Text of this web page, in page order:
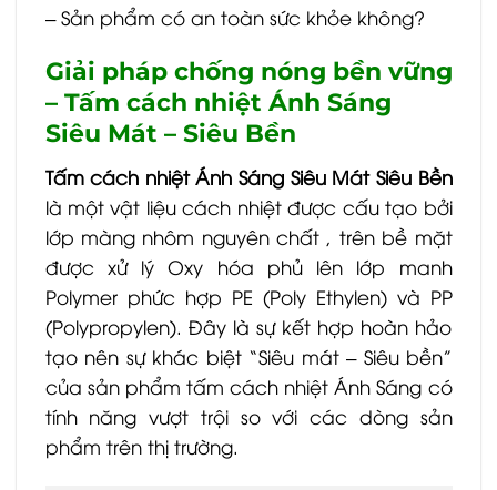
– Sản phẩm có an toàn sức khỏe không?
Giải pháp chống nóng bền vững
– Tấm cách nhiệt Ánh Sáng
Siêu Mát – Siêu Bền
Tấm cách nhiệt Ánh Sáng Siêu Mát Siêu Bền
là một vật liệu cách nhiệt được cấu tạo bởi
lớp màng nhôm nguyên chất , trên bề mặt
được xử lý Oxy hóa phủ lên lớp manh
Polymer phức hợp PE (Poly Ethylen) và PP
(Polypropylen). Đây là sự kết hợp hoàn hảo
tạo nên sự khác biệt “Siêu mát – Siêu bền”
của sản phẩm tấm cách nhiệt Ánh Sáng có
tính năng vượt trội so với các dòng sản
phẩm trên thị trường.